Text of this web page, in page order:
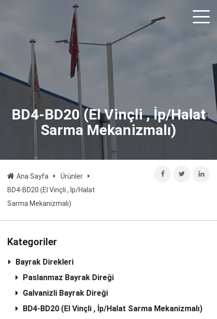
BD4-BD20 (El Vinçli , İp/Halat
Sarma Mekanizmalı)
Ana Sayfa
Ürünler
BD4-BD20 (El Vinçli , İp/Halat
Sarma Mekanizmalı)
Kategoriler
Bayrak Direkleri
Paslanmaz Bayrak Direği
Galvanizli Bayrak Direği
BD4-BD20 (El Vinçli , İp/Halat Sarma Mekanizmalı)